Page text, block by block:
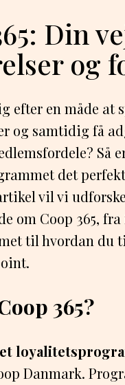
Din
og
efter en måde at
og samtidig få
Så
det
vil vi
om Coop 365,
til hvordan du
365?
Danmark.